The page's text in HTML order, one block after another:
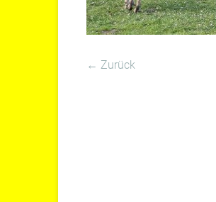
← Zurück